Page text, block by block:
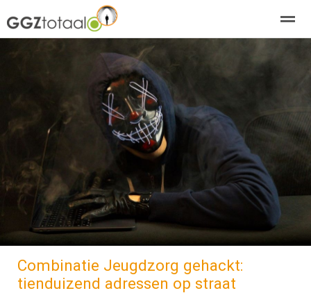
abonneren
Nieuws Zoeken
Combinatie Jeugdzorg gehackt:
tienduizend adressen op straat